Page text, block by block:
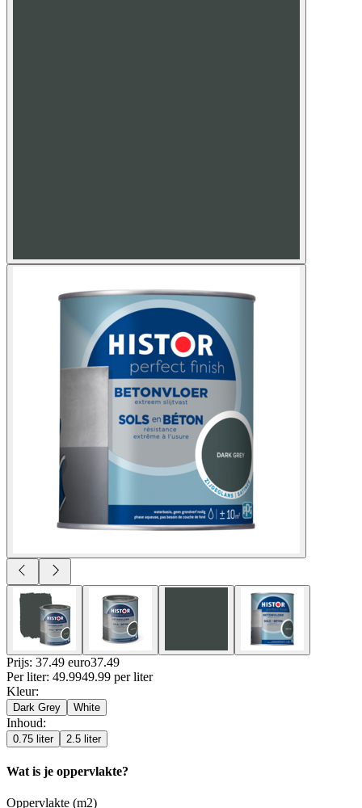
Prijs: 37.49 euro37.49
Per liter: 49.9949.99 per liter
Kleur:
Dark Grey White
Inhoud:
0.75 liter 2.5 liter
Wat is je oppervlakte?
Oppervlakte (m2)